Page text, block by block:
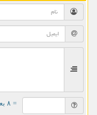
= ۸ بعلاوه ۵